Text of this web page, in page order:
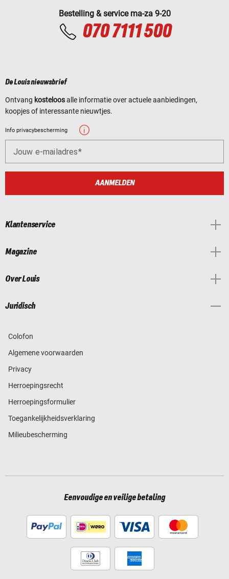
Bestelling & service ma-za 9-20
070 7111 500
De Louis nieuwsbrief
Ontvang kosteloosalle informatie over actuele aanbiedingen,
koopjes of interessante nieuwtjes.
Info privacybescherming
Jouw e-mailadres
AANMELDEN
Klantenservice
Magazine
Over Louis
Juridisch
Colofon
Algemene voorwaarden
Privacy
Herroepingsrecht
Herroepingsformulier
Toegankelijkheidsverklaring
Milieubescherming
Eenvoudige en veilige betaling